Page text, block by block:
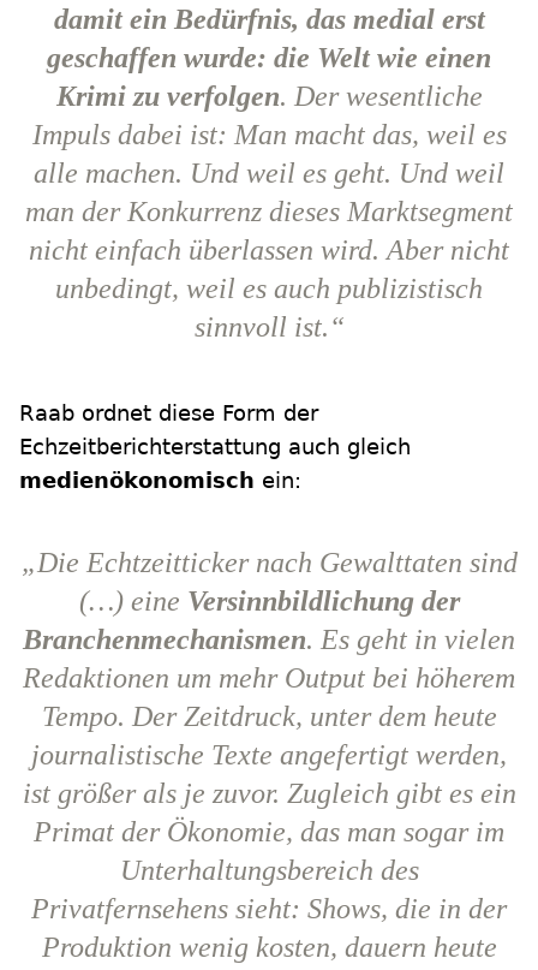
damit ein Bedürfnis, das medial erst
geschaffen wurde: die Welt wie einen
Krimi zu verfolgen. Der wesentliche
Impuls dabei ist: Man macht das, weil es
alle machen. Und weil es geht. Und weil
man der Konkurrenz dieses Marktsegment
nicht einfach überlassen wird. Aber nicht
unbedingt, weil es auch publizistisch
sinnvoll ist.“
Raab ordnet diese Form der
Echzeitberichterstattung auch gleich
medienökonomisch ein:
„Die Echtzeitticker nach Gewalttaten sind
(…) eine Versinnbildlichung der
Branchenmechanismen. Es geht in vielen
Redaktionen um mehr Output bei höherem
Tempo. Der Zeitdruck, unter dem heute
journalistische Texte angefertigt werden,
ist größer als je zuvor. Zugleich gibt es ein
Primat der Ökonomie, das man sogar im
Unterhaltungsbereich des
Privatfernsehens sieht: Shows, die in der
Produktion wenig kosten, dauern heute